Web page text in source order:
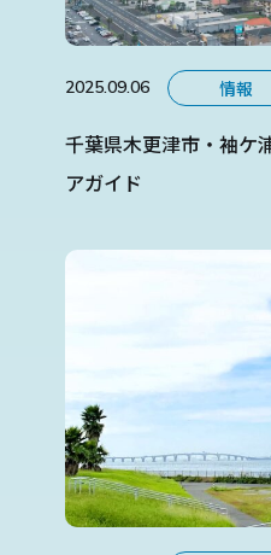
2025.09.06 情報
千葉県木更津市・袖ケ
アガイド